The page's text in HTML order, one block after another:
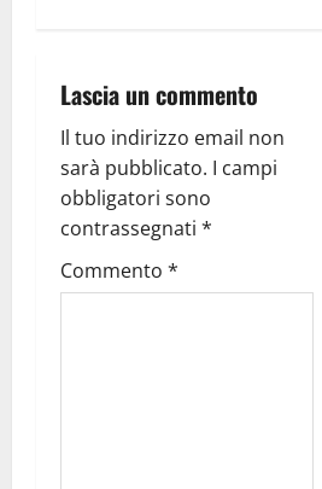
Lascia un commento
Il tuo indirizzo email non
sarà pubblicato. I campi
obbligatori sono
contrassegnati *
Commento *